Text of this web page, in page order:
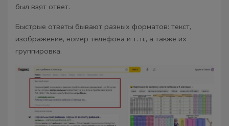
был взят ответ.
Быстрые ответы бывают разных форматов: текст,
изображение, номер телефона и т. п., а также их
группировка.